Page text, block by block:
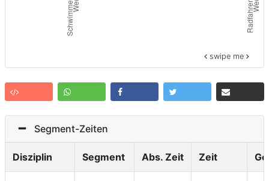
swipe me
Segment-Zeiten
Disziplin Segment Abs. Zeit Zeit